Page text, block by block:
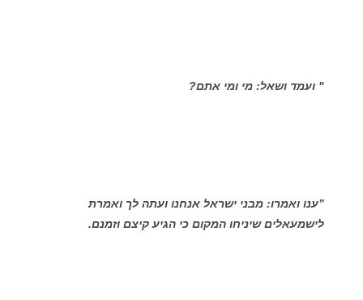
" ועמד ושאל: מי ומי אתם?
”ענו ואמרו: מבני ישראל אנחנו ועתה לך ואמרת
לישמעאלים שיניחו המקום כי הגיע קיצם וזמנם.